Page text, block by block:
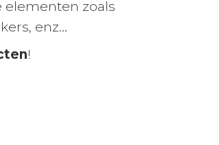
elementen zoals
enz...
!